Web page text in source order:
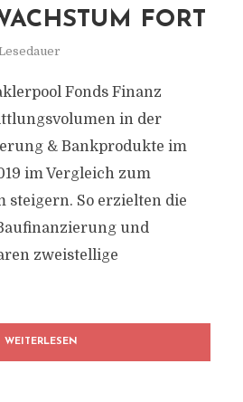
FORT
Fonds Finanz
in der
& Bankprodukte im
im Vergleich zum
steigern. So erzielten die
und
zweistellige
WEITERLESEN